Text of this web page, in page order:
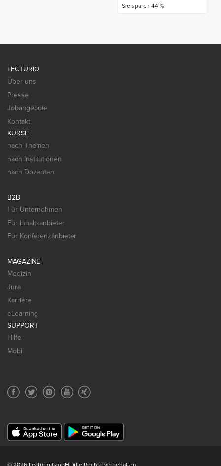
Sie sparen 44 %
LECTURIO
Über uns
Presse
Jobangebote
Kontakt
KURSE
nach Themen
nach Institutionen
nach Dozenten
B2B
Für Unternehmen
Für Inhaltsanbieter
Für Konferenzanbieter
MAGAZINE
Medizin
Jura
Karriere
eLearning
SUPPORT
Hilfe
Mobil
© 2026 Lecturio GmbH. Alle Rechte vorbehalten.